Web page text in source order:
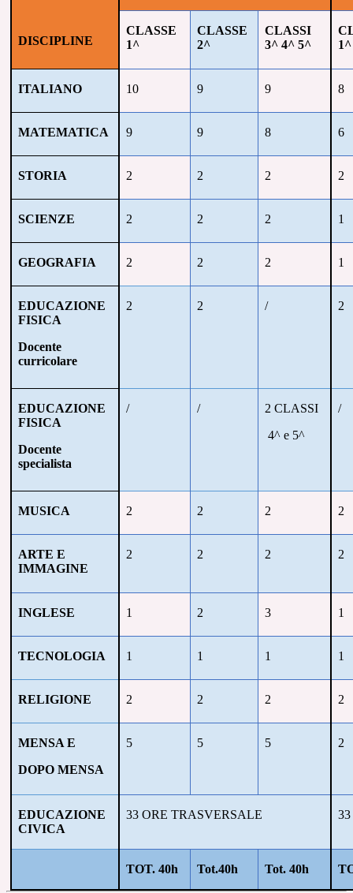
DISCIPLINE
CLASSE
1^
CLASSE
2^
CLASSI
3^ 4^ 5^
1^
ITALIANO 10 9 9 8
MATEMATICA 9 9 8 6
STORIA 2 2 2 2
SCIENZE 2 2 2 1
GEOGRAFIA 2 2 2 1
EDUCAZIONE
FISICA
Docente
curricolare
2 2 / 2
EDUCAZIONE
FISICA
Docente
specialista
/ /
2 CLASSI
4^ e 5^
/
MUSICA 2 2 2 2
ARTE E
IMMAGINE
2 2 2 2
INGLESE 1 2 3 1
TECNOLOGIA 1 1 1 1
RELIGIONE 2 2 2 2
MENSA E
DOPO MENSA
5 5 5 2
EDUCAZIONE
CIVICA
33 ORE TRASVERSALE
TOT. 40h Tot.40h Tot. 40h